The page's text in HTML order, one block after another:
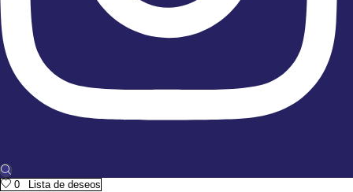
0 Lista de deseos